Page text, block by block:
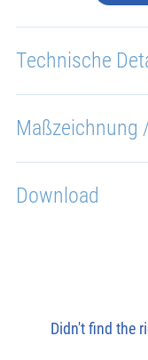
Technische
Maßzeichnung
Download
Didn't find the